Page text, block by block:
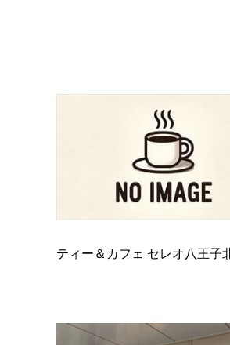
ティー＆カフェ セレオ八王子